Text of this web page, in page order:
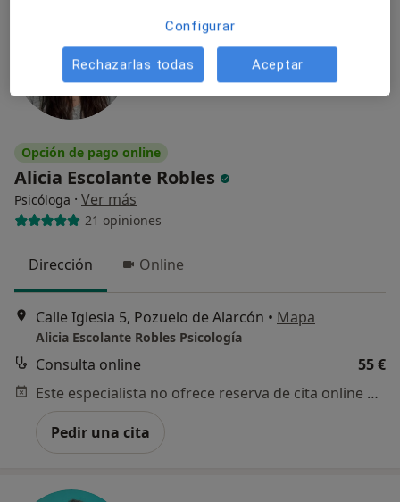
Opción de pago online
Alicia Escolante Robles
Psicóloga · Ver más
21 opiniones
Dirección Online
Calle Iglesia 5, Pozuelo de Alarcón • Mapa
Alicia Escolante Robles Psicología
Consulta online
55 €
Este especialista no ofrece reserva de cita online en esta dirección.
Pedir una cita
Configurar
Rechazarlas todas Aceptar